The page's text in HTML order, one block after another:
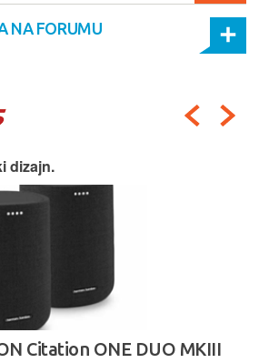
NA FORUMU
dizajn.
Citation ONE DUO MKIII